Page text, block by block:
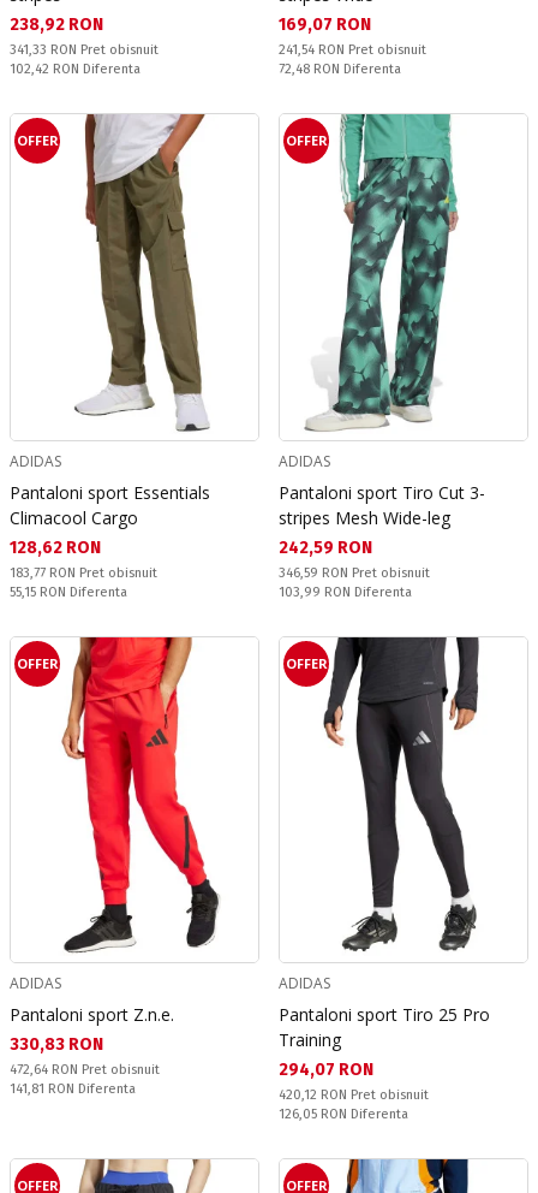
Текуща цена:
238,92 RON
Pret obisnuit:
341,33 RON Pret obisnuit
Спестявате:
102,42 RON Diferenta
Текуща цена:
169,07 RON
Pret obisnuit:
241,54 RON Pret obisnuit
Спестявате:
72,48 RON Diferenta
OFFER
ADIDAS
Pantaloni sport Essentials
Climacool Cargo
Текуща цена:
128,62 RON
Pret obisnuit:
183,77 RON Pret obisnuit
Спестявате:
55,15 RON Diferenta
OFFER
ADIDAS
Pantaloni sport Tiro Cut 3-
stripes Mesh Wide-leg
Текуща цена:
242,59 RON
Pret obisnuit:
346,59 RON Pret obisnuit
Спестявате:
103,99 RON Diferenta
OFFER
ADIDAS
Pantaloni sport Z.n.e.
Текуща цена:
330,83 RON
Pret obisnuit:
472,64 RON Pret obisnuit
Спестявате:
141,81 RON Diferenta
OFFER
ADIDAS
Pantaloni sport Tiro 25 Pro
Training
Текуща цена:
294,07 RON
Pret obisnuit:
420,12 RON Pret obisnuit
Спестявате:
126,05 RON Diferenta
OFFER OFFER